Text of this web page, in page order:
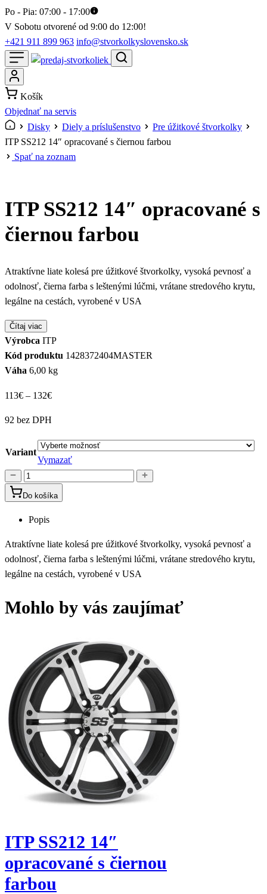
Po - Pia: 07:00 - 17:00
V Sobotu otvorené od 9:00 do 12:00!
+421 911 899 963 info@stvorkolkyslovensko.sk
Košík
Objednať na servis
Disky
Diely a príslušenstvo
Pre úžitkové štvorkolky
ITP SS212 14″ opracované s čiernou farbou
Spať na zoznam
ITP SS212 14″ opracované s
čiernou farbou
Atraktívne liate kolesá pre úžitkové štvorkolky, vysoká pevnosť a
odolnosť, čierna farba s leštenými lúčmi, vrátane stredového krytu,
legálne na cestách, vyrobené v USA
Čítaj viac
Výrobca ITP
Kód produktu 1428372404MASTER
Váha 6,00 kg
113€ – 132€Price
through
132€
92 bez DPH
Variant
Vymazať
množstvo
ITP
SS212
14"
s
čiernou
farbou
Do košíka
Popis
Atraktívne liate kolesá pre úžitkové štvorkolky, vysoká pevnosť a
odolnosť, čierna farba s leštenými lúčmi, vrátane stredového krytu,
legálne na cestách, vyrobené v USA
Mohlo by vás zaujímať
ITP SS212 14″
opracované s čiernou
farbou